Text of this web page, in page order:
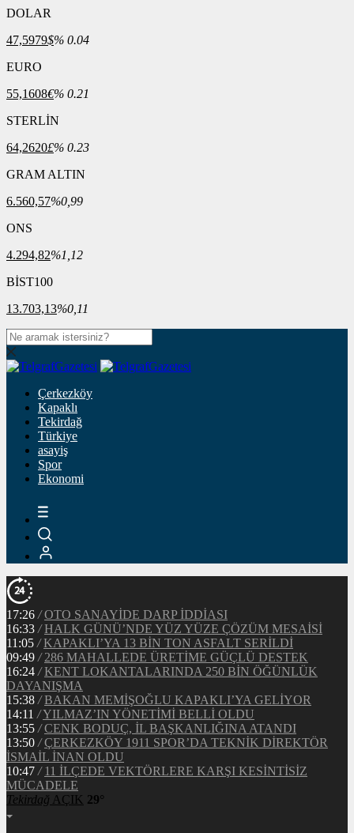
DOLAR
47,5979$% 0.04
EURO
55,1608€% 0.21
STERLİN
64,2620£% 0.23
GRAM ALTIN
6.560,57%0,99
ONS
4.294,82%1,12
BİST100
13.703,13%0,11
Çerkezköy
Kapaklı
Tekirdağ
Türkiye
asayiş
Spor
Ekonomi
17:26 / OTO SANAYİDE DARP İDDİASI
16:33 / HALK GÜNÜ’NDE YÜZ YÜZE ÇÖZÜM MESAİSİ
11:05 / KAPAKLI’YA 13 BİN TON ASFALT SERİLDİ
09:49 / 286 MAHALLEDE ÜRETİME GÜÇLÜ DESTEK
16:24 / KENT LOKANTALARINDA 250 BİN ÖĞÜNLÜK
DAYANIŞMA
15:38 / BAKAN MEMİŞOĞLU KAPAKLI’YA GELİYOR
14:11 /YILMAZ’IN YÖNETİMİ BELLİ OLDU
13:55 / CENK BODUÇ, İL BAŞKANLIĞINA ATANDI
13:50 / ÇERKEZKÖY 1911 SPOR’DA TEKNİK DİREKTÖR
İSMAİL İNAN OLDU
10:47 / 11 İLÇEDE VEKTÖRLERE KARŞI KESİNTİSİZ
MÜCADELE
Tekirdağ AÇIK 29°